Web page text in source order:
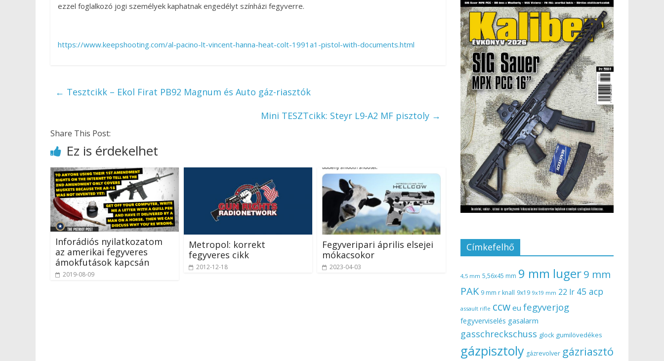
ezzel foglalkozó jogi személyek kaphatnak engedélyt színházi fegyverre.
https://www.keepshooting.com/al-pacino-lt-vincent-hanna-heat-colt-1991a1-pistol-with-documents.html
← Tesztcikk – Ekol Firat PB92 Magnum és Auto gáz-riasztók
Mini TESZTcikk: Steyr L9-A2 MF pisztoly →
Share This Post:
Ez is érdekelhet
Inforádiós nyilatkozatom
az amerikai fegyveres
ámokfutások kapcsán
2019-08-09
Metropol: korrekt
fegyveres cikk
2012-12-18
Fegyveripari április elsejei
mókacsokor
2023-04-03
Címkefelhő
4,5 mm 5,56x45 mm 9 mm luger9 mm
PAK 9 mm r knall 9x19 9x19 mm 22 lr 45 acp
assault rifle ccw eu fegyverjog
fegyverviselés gasalarm
gasschreckschuss glock gumilövedékes
gázpisztoly gázrevolver gázriasztó